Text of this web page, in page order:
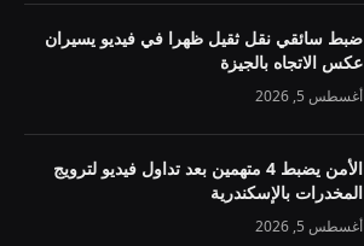
ضبط سائقي نقل ثقيل ظهرا في فيديو يسيران
عكس الاتجاه بالجيزة
أغسطس 5, 2026
الأمن يضبط 4 متهمين بعد تداول فيديو لترويج
المخدرات بالإسكندرية
أغسطس 5, 2026